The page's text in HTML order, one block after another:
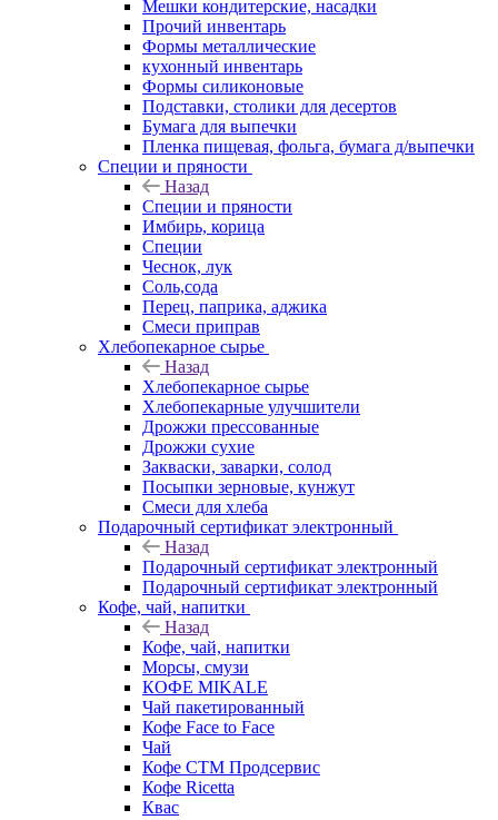
Мешки кондитерские, насадки
Прочий инвентарь
Формы металлические
кухонный инвентарь
Формы силиконовые
Подставки, столики для десертов
Бумага для выпечки
Пленка пищевая, фольга, бумага д/выпечки
Специи и пряности
Назад
Специи и пряности
Имбирь, корица
Специи
Чеснок, лук
Соль,сода
Перец, паприка, аджика
Смеси приправ
Хлебопекарное сырье
Назад
Хлебопекарное сырье
Хлебопекарные улучшители
Дрожжи прессованные
Дрожжи сухие
Закваски, заварки, солод
Посыпки зерновые, кунжут
Смеси для хлеба
Подарочный сертификат электронный
Назад
Подарочный сертификат электронный
Подарочный сертификат электронный
Кофе, чай, напитки
Назад
Кофе, чай, напитки
Морсы, смузи
КОФЕ MIKALE
Чай пакетированный
Кофе Face to Face
Чай
Кофе СТМ Продсервис
Кофе Ricetta
Квас